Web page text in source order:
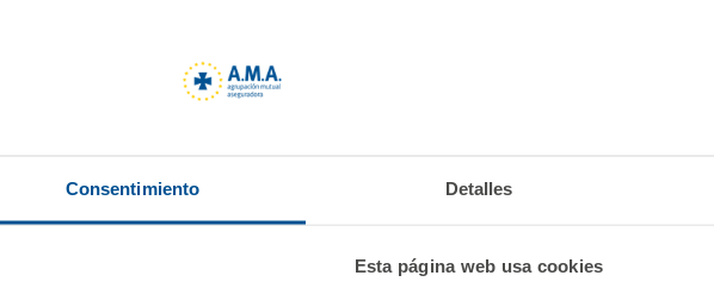
Consentimiento Detalles
Esta página web usa cookies
Ovejero Commeaux afirmó que el aseguramiento es la herramienta
el facultativo en el día a día de su actividad profesional y resolvió las
aportando su experiencia como Mutua líder en Responsabilidad Civil
a la Sociedad Española de Médicos Generales y de Familia